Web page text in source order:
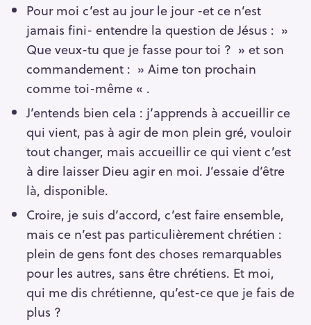
Pour moi c’est au jour le jour -et ce n’est
jamais fini- entendre la question de Jésus : »
Que veux-tu que je fasse pour toi ? » et son
commandement : » Aime ton prochain
comme toi-même « .
J’entends bien cela : j’apprends à accueillir ce
qui vient, pas à agir de mon plein gré, vouloir
tout changer, mais accueillir ce qui vient c’est
à dire laisser Dieu agir en moi. J’essaie d’être
là, disponible.
Croire, je suis d’accord, c’est faire ensemble,
mais ce n’est pas particulièrement chrétien :
plein de gens font des choses remarquables
pour les autres, sans être chrétiens. Et moi,
qui me dis chrétienne, qu’est-ce que je fais de
plus ?